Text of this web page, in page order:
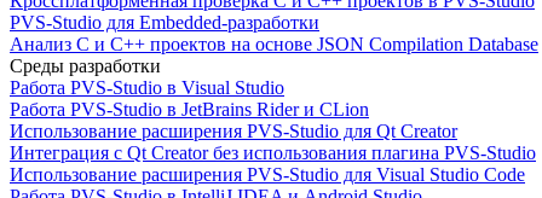
PVS-Studio для Embedded-разработки
Анализ C и C++ проектов на основе JSON Compilation Database
Среды разработки
Работа PVS-Studio в Visual Studio
Работа PVS-Studio в JetBrains Rider и CLion
Использование расширения PVS-Studio для Qt Creator
Интеграция с Qt Creator без использования плагина PVS-Studio
Использование расширения PVS-Studio для Visual Studio Code